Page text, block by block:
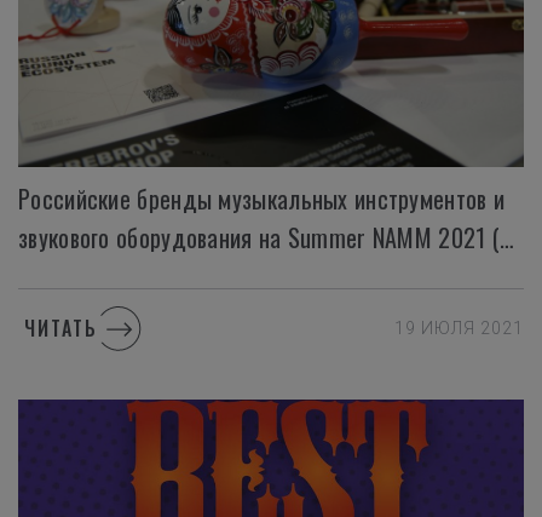
Российские бренды музыкальных инструментов и
звукового оборудования на Summer NAMM 2021 (Nashville)
ЧИТАТЬ 19 ИЮЛЯ 2021